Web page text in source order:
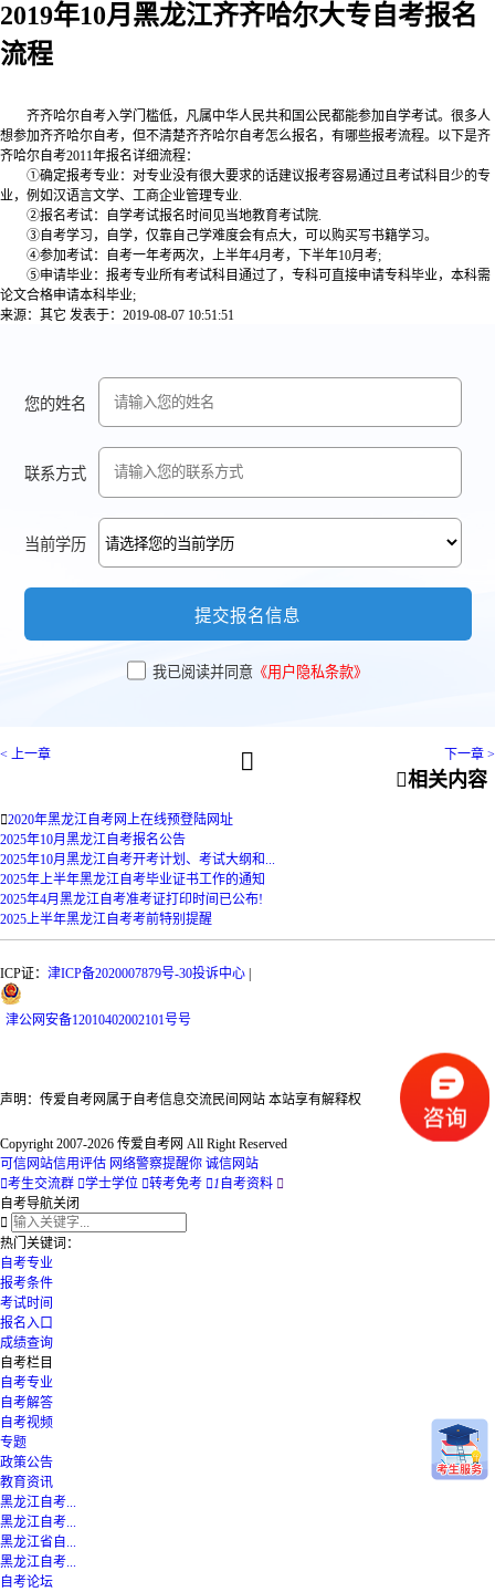
2019年10月黑龙江齐齐哈尔大专自考报名
流程
齐齐哈尔自考入学门槛低，凡属中华人民共和国公民都能参加自学考试。很多人
想参加齐齐哈尔自考，但不清楚齐齐哈尔自考怎么报名，有哪些报考流程。以下是齐
齐哈尔自考2011年报名详细流程：
①确定报考专业：对专业没有很大要求的话建议报考容易通过且考试科目少的专
业，例如汉语言文学、工商企业管理专业.
②报名考试：自学考试报名时间见当地教育考试院.
③自考学习，自学，仅靠自己学难度会有点大，可以购买写书籍学习。
④参加考试：自考一年考两次，上半年4月考，下半年10月考;
⑤申请毕业：报考专业所有考试科目通过了，专科可直接申请专科毕业，本科需
论文合格申请本科毕业;
来源：其它 发表于：2019-08-07 10:51:51
您的姓名
联系方式
当前学历
提交报名信息
我已阅读并同意 《用户隐私条款》
< 上一章  下一章 >
相关内容
2020年黑龙江自考网上在线预登陆网址
2025年10月黑龙江自考报名公告
2025年10月黑龙江自考开考计划、考试大纲和...
2025年上半年黑龙江自考毕业证书工作的通知
2025年4月黑龙江自考准考证打印时间已公布!
2025上半年黑龙江自考考前特别提醒
ICP证： 津ICP备2020007879号-30投诉中心
津公网安备12010402002101号号
声明：传爱自考网属于自考信息交流民间网站 本站享有解释权
Copyright 2007-2026 传爱自考网 All Right Reserved
可信网站信用评估 网络警察提醒你 诚信网站
考生交流群 学士学位 转考免考 1 自考资料 
自考导航关闭

热门关键词：
自考专业
报考条件
考试时间
报名入口
成绩查询
自考栏目
自考专业
自考解答
自考视频
专题
政策公告
教育资讯
黑龙江自考...
黑龙江自考...
黑龙江省自...
黑龙江自考...
自考论坛